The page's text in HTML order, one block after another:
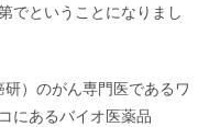
でということになりまし
）のがん専門医であるワ
にあるバイオ医薬品